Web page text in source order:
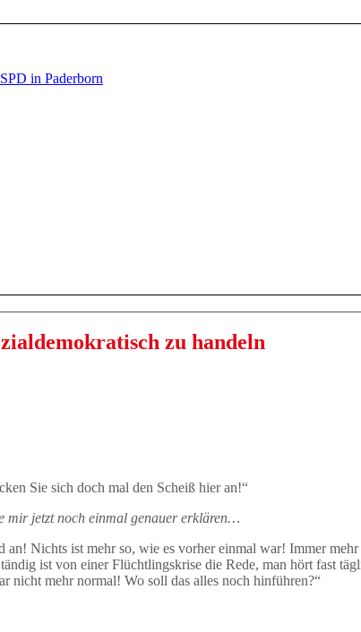
in Paderborn
zu handeln
Sie sich doch mal den Scheiß hier an!“
mir jetzt noch einmal genauer erklären…
an! Nichts ist mehr so, wie es vorher einmal war! Immer mehr
ist von einer Flüchtlingskrise die Rede, man hört fast
nicht mehr normal! Wo soll das alles noch hinführen?“